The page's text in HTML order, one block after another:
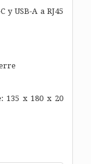
y USB-A a RJ45
135 x 180 x 20